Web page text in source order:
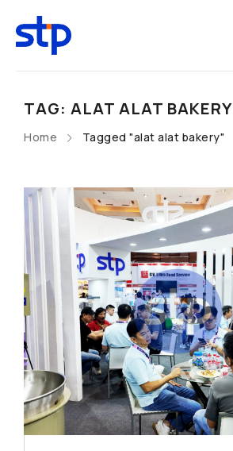
Home Tagged "alat alat bakery"
TAG: ALAT ALAT BAKERY